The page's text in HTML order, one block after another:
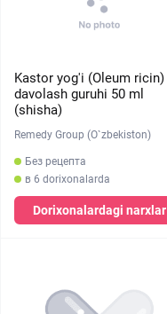
Kastor yog'i (Oleum ricin)
davolash guruhi 50 ml
(shisha)
Remedy Group (O`zbekiston)
Без рецепта
в 6 dorixonalarda
Dorixonalardagi narxlar